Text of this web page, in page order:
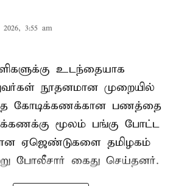
3:55 am
உடந்தையாக
நூதனமான முறையில்
கோடிக்கணக்கான பணத்தை
மூலம் பங்கு போட்ட
ஏஜெண்டுகளை தமிழகம்
போலீசார் கைது செய்தனர்.